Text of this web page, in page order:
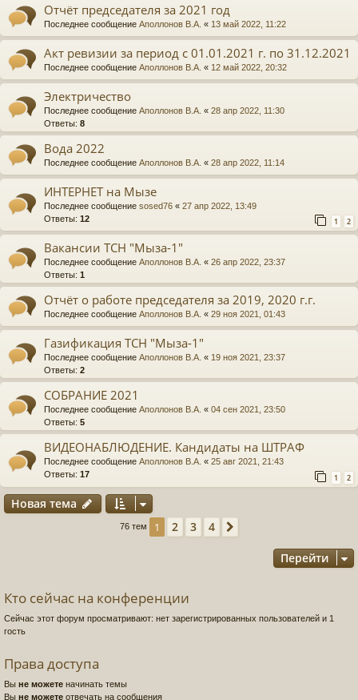
Отчёт председателя за 2021 год
Последнее сообщение Аполлонов В.А. « 13 май 2022, 11:22
Акт ревизии за период с 01.01.2021 г. по 31.12.2021
Последнее сообщение Аполлонов В.А. « 12 май 2022, 20:32
Электричество
Последнее сообщение Аполлонов В.А. « 28 апр 2022, 11:30
Ответы: 8
Вода 2022
Последнее сообщение Аполлонов В.А. « 28 апр 2022, 11:14
ИНТЕРНЕТ на Мызе
Последнее сообщение sosed76 « 27 апр 2022, 13:49
Ответы: 12 1 2
Вакансии ТСН "Мыза-1"
Последнее сообщение Аполлонов В.А. « 26 апр 2022, 23:37
Ответы: 1
Отчёт о работе председателя за 2019, 2020 г.г.
Последнее сообщение Аполлонов В.А. « 29 ноя 2021, 01:43
Газификация ТСН "Мыза-1"
Последнее сообщение Аполлонов В.А. « 19 ноя 2021, 23:37
Ответы: 2
СОБРАНИЕ 2021
Последнее сообщение Аполлонов В.А. « 04 сен 2021, 23:50
Ответы: 5
ВИДЕОНАБЛЮДЕНИЕ. Кандидаты на ШТРАФ
Последнее сообщение Аполлонов В.А. « 25 авг 2021, 21:43
Ответы: 17 1 2
Новая тема
76 тем 1 2 3 4
Перейти
Кто сейчас на конференции
Сейчас этот форум просматривают: нет зарегистрированных пользователей и 1
гость
Права доступа
Вы не можете начинать темы
Вы не можете отвечать на сообщения